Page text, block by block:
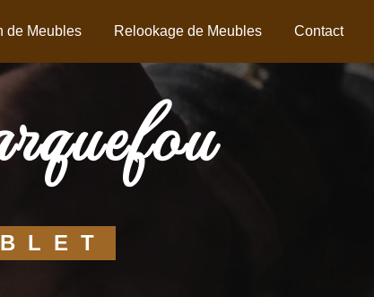
de Meubles Relookage de Meubles Contact